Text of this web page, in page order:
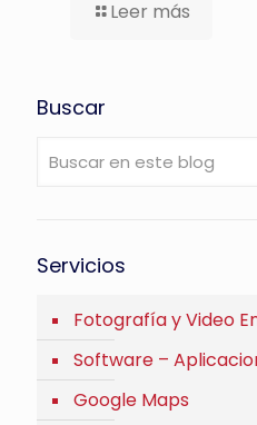
Leer más
Buscar
Servicios
Fotografía y Video
Software –
Google Maps